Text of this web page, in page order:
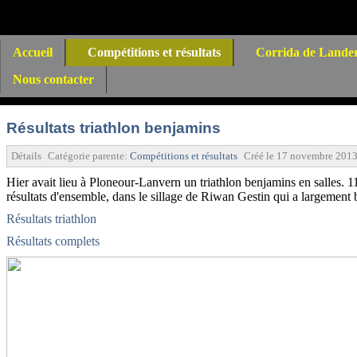
Accueil Compétitions et résultats
Corrida de
Nous contacter
Résultats triathlon benjamins
Détails Catégorie parente: Compétitions et résultats Créé le 17 novembre 2013
Hier avait lieu à Ploneour-Lanvern un triathlon benjamins en salles.
résultats d'ensemble, dans le sillage de Riwan Gestin qui a
Résultats triathlon
Résultats complets